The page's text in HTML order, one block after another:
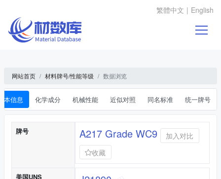
繁體中文 | English
网站首页 材料牌号/性能等级 数据浏览
本信息 化学成分 机械性能 近似对照 同名标准 统一牌号
基本信息
牌号 A217 Grade WC9
加入对比
收藏
美国UNS